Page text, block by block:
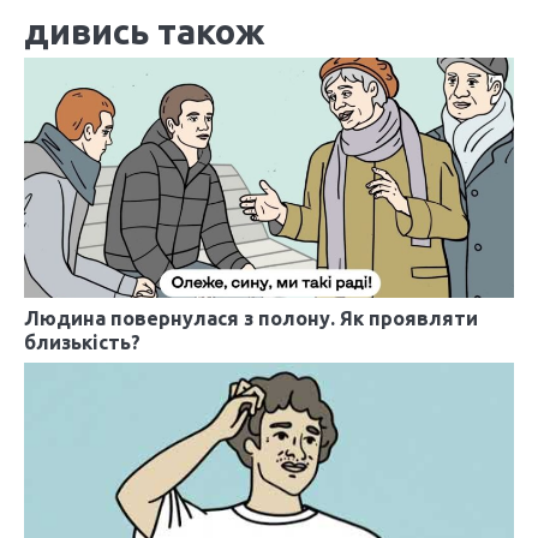
і
і
я
з
а
дивись також
Людина повернулася з полону. Як проявляти
близькість?